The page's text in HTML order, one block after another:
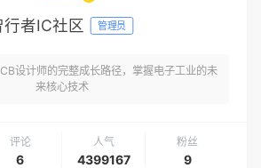
行者IC社区 管理员
设计师的完整成长路径，掌握电子工业的未
来核心技术
评论
6
人气
4399167
粉丝
9